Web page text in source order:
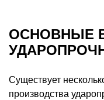
ОСНОВНЫЕ
Существует
производства